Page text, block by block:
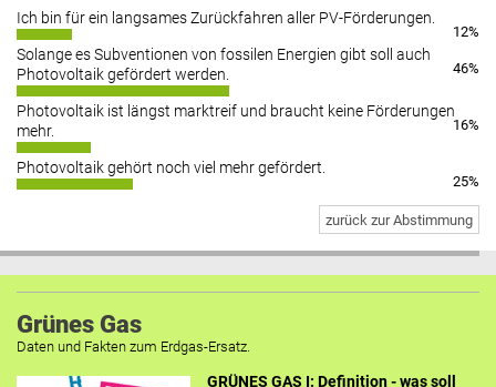
Ich bin für ein langsames Zurückfahren aller PV-Förderungen.
12%
Solange es Subventionen von fossilen Energien gibt soll auch
Photovoltaik gefördert werden.
46%
Photovoltaik ist längst marktreif und braucht keine Förderungen
mehr.
16%
Photovoltaik gehört noch viel mehr gefördert.
25%
zurück zur Abstimmung
Grünes Gas
Daten und Fakten zum Erdgas-Ersatz.
GRÜNES GAS I: Definition - was soll